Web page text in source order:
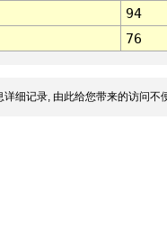
94
76
细记录, 由此给您带来的访问不